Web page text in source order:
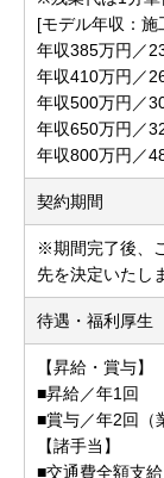
[モデル年収：施
年収385万円／
年収410万円／
年収500万円／
年収650万円／
年収800万円／
契約期間
※期間完了後、
先を決定いたし
待遇・福利厚生
【昇給・賞与】
■昇給／年1回
■賞与／年2回（
【諸手当】
■交通費全額支給